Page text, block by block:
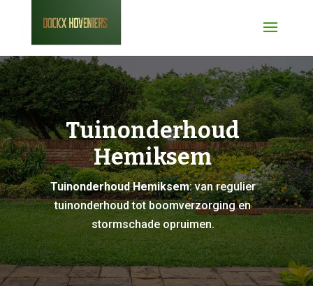
Tuinonderhoud
Hemiksem
Tuinonderhoud Hemiksem: van regulier
tuinonderhoud tot boomverzorging en
stormschade opruimen.